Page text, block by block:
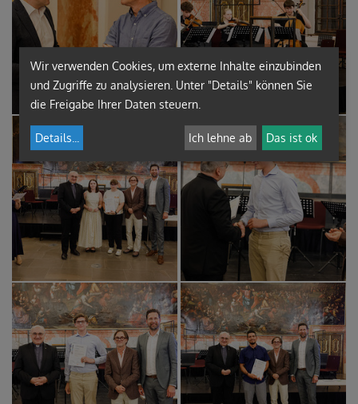
Wir verwenden Cookies, um externe Inhalte einzubinden
und Zugriffe zu analysieren. Unter "Details" können Sie
die Freigabe Ihrer Daten steuern.
Details Ich lehne ab Das ist ok